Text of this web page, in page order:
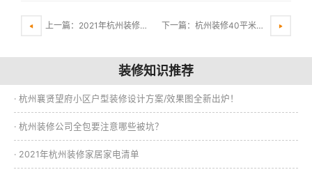
上一篇：2021年杭州装修100平方全包多少钱? 下一篇：杭州装修40平米小户型技巧
装修知识推荐
· 杭州襄贤望府小区户型装修设计方案/效果图全新出炉！
· 杭州装修公司全包要注意哪些被坑？
· 2021年杭州装修家居家电清单